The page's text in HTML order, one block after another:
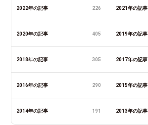
2022年の記事 226 2021年の記事
2020年の記事 405 2019年の記事
2018年の記事 305 2017年の記事
2016年の記事 290 2015年の記事
2014年の記事 191 2013年の記事